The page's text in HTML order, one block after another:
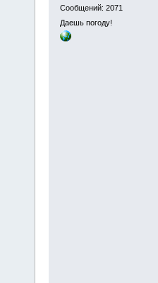
Сообщений: 2071
Даешь погоду!